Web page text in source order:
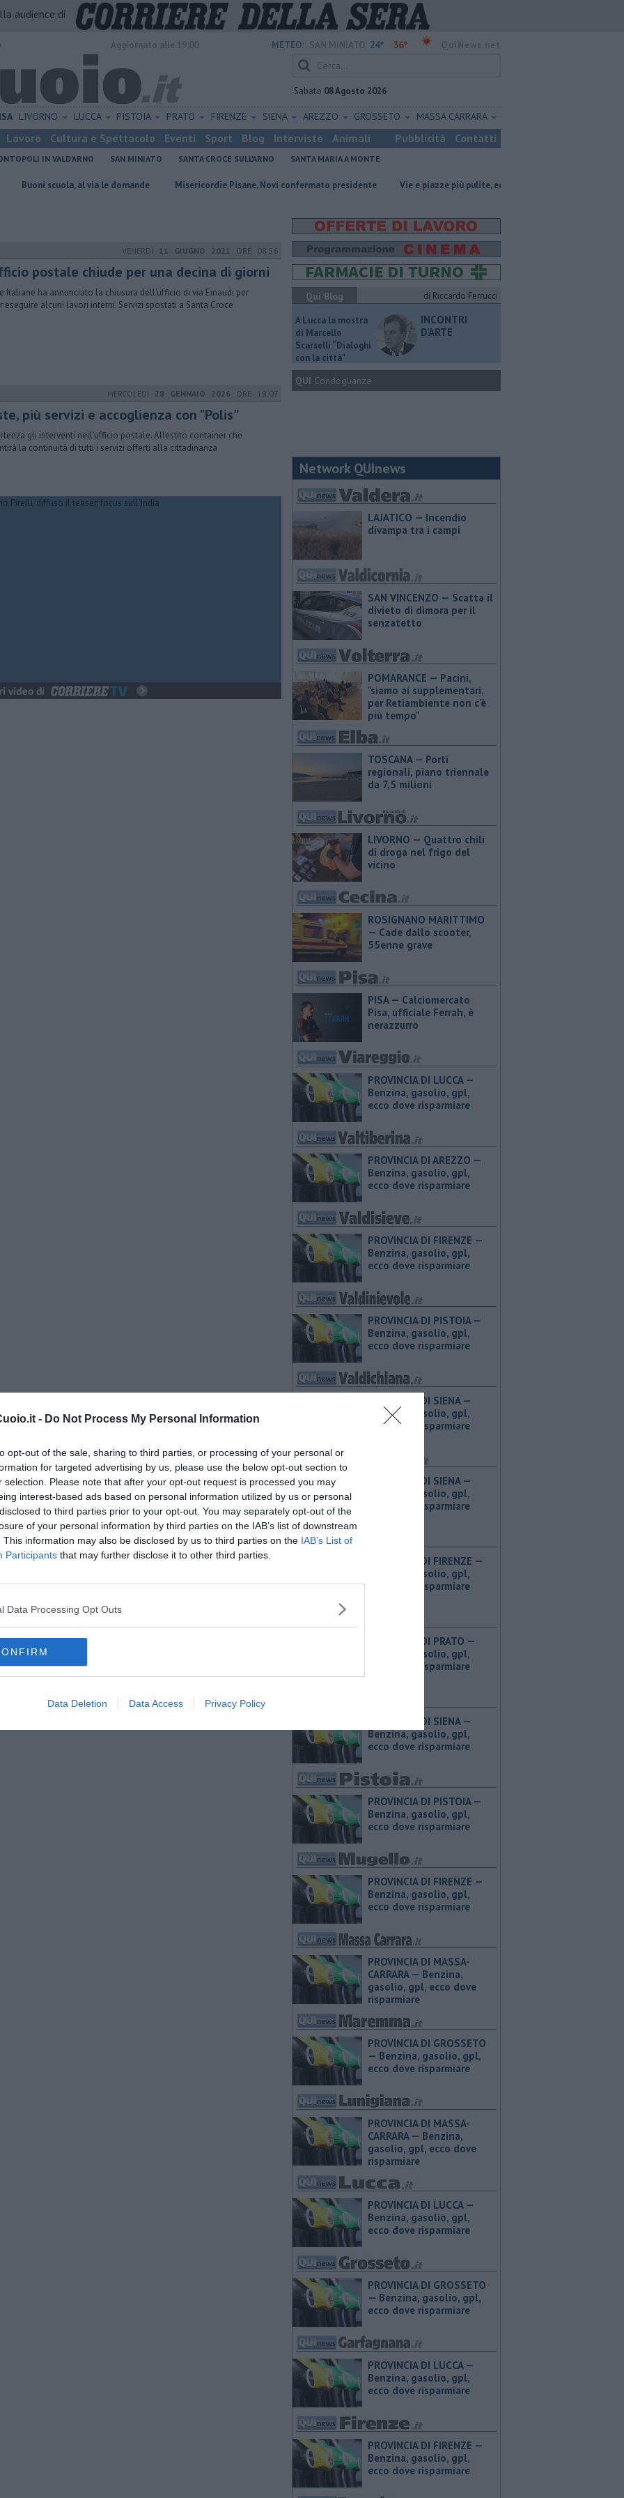
- Do Not Process My Personal Information
opt-out of the sale, sharing to third parties, or processing of your personal or
for targeted advertising by us, please use the below opt-out section to
selection. Please note that after your opt-out request is processed you may
interest-based ads based on personal information utilized by us or personal
to third parties prior to your opt-out. You may separately opt-out of the
of your personal information by third parties on the IAB’s list of downstream
This information may also be disclosed by us to third parties on the IAB’s List of
Participants that may further disclose it to other third parties.
Data Processing Opt Outs
Data Deletion Data Access Privacy Policy
audience di
METEO: 24° 36°
Sabato 08 Agosto 2026
LIVORNO LUCCA PISTOIA PRATO FIRENZE SIENA AREZZO GROSSETO MASSA CARRARA
Lavoro Cultura e Spettacolo Eventi Sport Blog Interviste Animali Pubblicità Contatti
IN VALD'ARNO SAN MINIATO SANTA CROCE SULL'ARNO SANTA MARIA A MONTE
scuola, al via le domande Misericordie Pisane, Novi confermato presidente Vie e piazze più pulite, ecco il piano sperimentale
VENERDÌ 11 GIUGNO 2021 ORE 08:56
postale chiude per una decina di giorni
Italiane ha annunciato la chiusura dell'ufficio di via Einaudi per
eseguire alcuni lavori interni. Servizi spostati a Santa Croce
MERCOLEDÌ 28 GENNAIO 2026 ORE 18:07
più servizi e accoglienza con "Polis"
gli interventi nell'ufficio postale. Allestito container che
la continuità di tutti i servizi offerti alla cittadinanza
Qui Blog di Riccardo Ferrucci
A Lucca la mostra
di Marcello
Scarselli “Dialoghi
con la città"
INCONTRI
D'ARTE
QUI Condoglianze
Network QUInews
LAJATICO — Incendio
divampa tra i campi
SAN VINCENZO — Scatta il
divieto di dimora per il
senzatetto
POMARANCE — Pacini,
"siamo ai supplementari,
per Retiambiente non c'è
più tempo"
TOSCANA — Porti
regionali, piano triennale
da 7,5 milioni
LIVORNO — Quattro chili
di droga nel frigo del
vicino
ROSIGNANO MARITTIMO
— Cade dallo scooter,
55enne grave
PISA — Calciomercato
Pisa, ufficiale Ferrah, è
nerazzurro
PROVINCIA DI LUCCA — ​
Benzina, gasolio, gpl,
ecco dove risparmiare
PROVINCIA DI AREZZO — ​
Benzina, gasolio, gpl,
ecco dove risparmiare
PROVINCIA DI FIRENZE — ​
Benzina, gasolio, gpl,
ecco dove risparmiare
PROVINCIA DI PISTOIA — ​
Benzina, gasolio, gpl,
ecco dove risparmiare
PROVINCIA DI SIENA — ​
Benzina, gasolio, gpl,
ecco dove risparmiare
PROVINCIA DI SIENA — ​
Benzina, gasolio, gpl,
ecco dove risparmiare
PROVINCIA DI FIRENZE — ​
Benzina, gasolio, gpl,
ecco dove risparmiare
PROVINCIA DI PRATO — ​
Benzina, gasolio, gpl,
ecco dove risparmiare
PROVINCIA DI SIENA — ​
Benzina, gasolio, gpl,
ecco dove risparmiare
PROVINCIA DI PISTOIA — ​
Benzina, gasolio, gpl,
ecco dove risparmiare
PROVINCIA DI FIRENZE — ​
Benzina, gasolio, gpl,
ecco dove risparmiare
PROVINCIA DI MASSA-
CARRARA — ​Benzina,
gasolio, gpl, ecco dove
risparmiare
PROVINCIA DI GROSSETO
— ​Benzina, gasolio, gpl,
ecco dove risparmiare
PROVINCIA DI MASSA-
CARRARA — ​Benzina,
gasolio, gpl, ecco dove
risparmiare
PROVINCIA DI LUCCA — ​
Benzina, gasolio, gpl,
ecco dove risparmiare
PROVINCIA DI GROSSETO
— ​Benzina, gasolio, gpl,
ecco dove risparmiare
PROVINCIA DI LUCCA — ​
Benzina, gasolio, gpl,
ecco dove risparmiare
PROVINCIA DI FIRENZE — ​
Benzina, gasolio, gpl,
ecco dove risparmiare